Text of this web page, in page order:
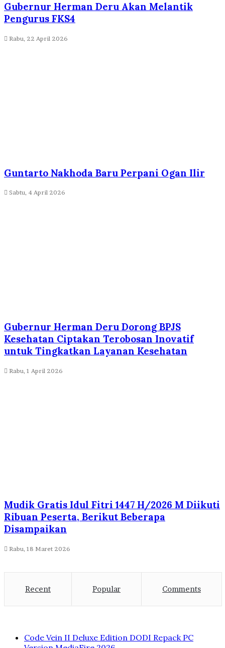
Gubernur Herman Deru Akan Melantik
Pengurus FKS4
Rabu, 22 April 2026
Guntarto Nakhoda Baru Perpani Ogan Ilir
Sabtu, 4 April 2026
Gubernur Herman Deru Dorong BPJS
Kesehatan Ciptakan Terobosan Inovatif
untuk Tingkatkan Layanan Kesehatan
Rabu, 1 April 2026
Mudik Gratis Idul Fitri 1447 H/2026 M Diikuti
Ribuan Peserta, Berikut Beberapa
Disampaikan
Rabu, 18 Maret 2026
Recent Popular Comments
Code Vein II Deluxe Edition DODI Repack PC